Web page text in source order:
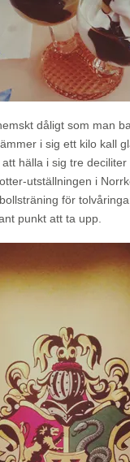
dåligt som man
i sig ett kilo kall
hälla i sig tre
utställningen i
för
punkt att ta upp.